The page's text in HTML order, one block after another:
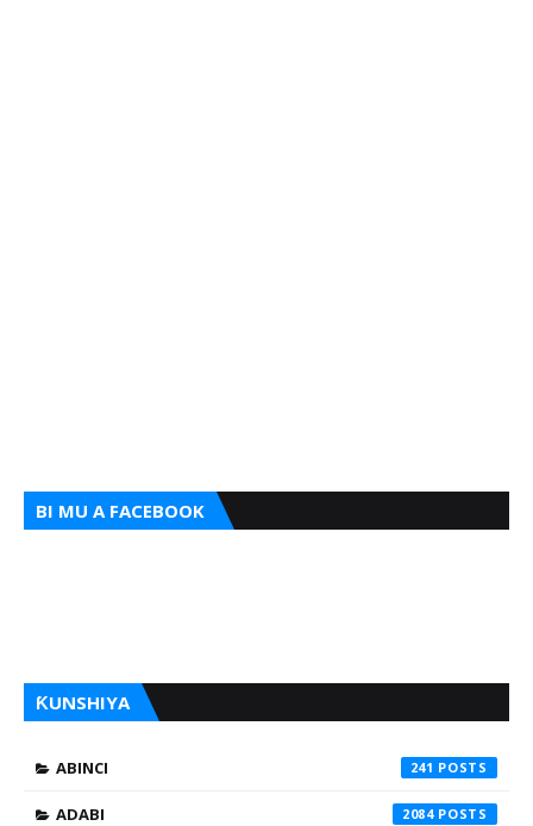
BI MU A FACEBOOK
ƘUNSHIYA
ABINCI 241
ADABI 2084